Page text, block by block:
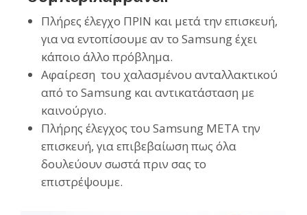
Πλήρες έλεγχο ΠΡΙΝ και μετά την επισκευή,
για να εντοπίσουμε αν το Samsung έχει
κάποιο άλλο πρόβλημα.
Αφαίρεση του χαλασμένου ανταλλακτικού
από το Samsung και αντικατάσταση με
καινούργιο.
Πλήρης έλεγχος του Samsung ΜΕΤΑ την
επισκευή, για επιβεβαίωση πως όλα
δουλεύουν σωστά πριν σας το
επιστρέψουμε.